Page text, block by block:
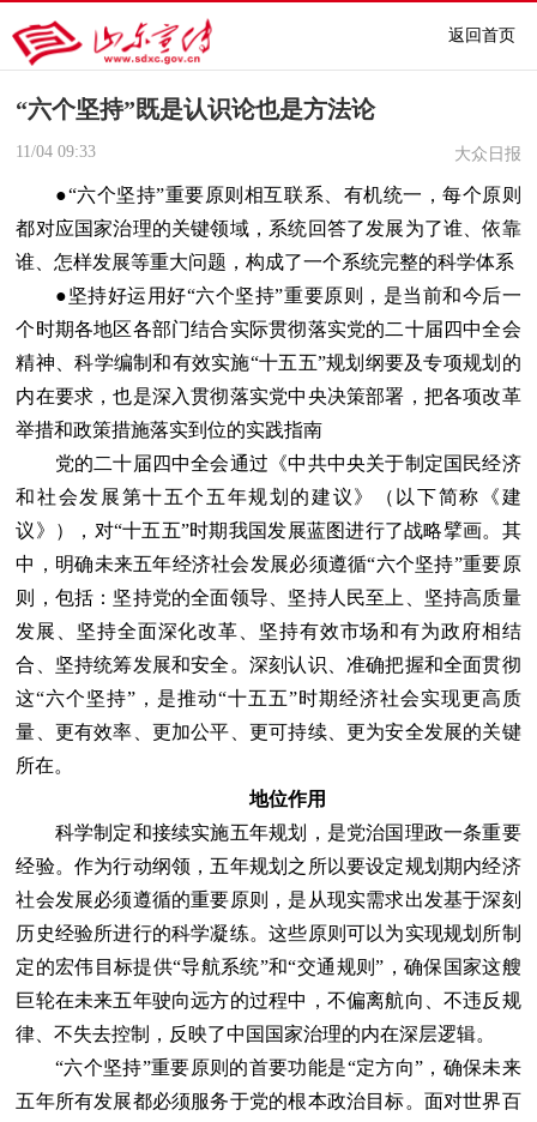
返回首页
“六个坚持”既是认识论也是方法论
11/04 09:33 大众日报
●“六个坚持”重要原则相互联系、有机统一，每个原则
都对应国家治理的关键领域，系统回答了发展为了谁、依靠
谁、怎样发展等重大问题，构成了一个系统完整的科学体系
●坚持好运用好“六个坚持”重要原则，是当前和今后一
个时期各地区各部门结合实际贯彻落实党的二十届四中全会
精神、科学编制和有效实施“十五五”规划纲要及专项规划的
内在要求，也是深入贯彻落实党中央决策部署，把各项改革
举措和政策措施落实到位的实践指南
党的二十届四中全会通过《中共中央关于制定国民经济
和社会发展第十五个五年规划的建议》（以下简称《建
议》），对“十五五”时期我国发展蓝图进行了战略擘画。其
中，明确未来五年经济社会发展必须遵循“六个坚持”重要原
则，包括：坚持党的全面领导、坚持人民至上、坚持高质量
发展、坚持全面深化改革、坚持有效市场和有为政府相结
合、坚持统筹发展和安全。深刻认识、准确把握和全面贯彻
这“六个坚持”，是推动“十五五”时期经济社会实现更高质
量、更有效率、更加公平、更可持续、更为安全发展的关键
所在。
地位作用
科学制定和接续实施五年规划，是党治国理政一条重要
经验。作为行动纲领，五年规划之所以要设定规划期内经济
社会发展必须遵循的重要原则，是从现实需求出发基于深刻
历史经验所进行的科学凝练。这些原则可以为实现规划所制
定的宏伟目标提供“导航系统”和“交通规则”，确保国家这艘
巨轮在未来五年驶向远方的过程中，不偏离航向、不违反规
律、不失去控制，反映了中国国家治理的内在深层逻辑。
“六个坚持”重要原则的首要功能是“定方向”，确保未来
五年所有发展都必须服务于党的根本政治目标。面对世界百